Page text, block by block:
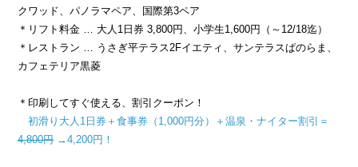
クワッド、パノラマペア、国際第3ペア
＊リフト料金 … 大人1日券 3,800円、小学生1,600円（～12/18迄）
＊レストラン … うさぎ平テラス2Fイエティ、サンテラスぱのらま、
カフェテリア黒菱
＊印刷してすぐ使える、割引クーポン！
初滑り大人1日券＋食事券（1,000円分）＋温泉・ナイター割引＝
4,800円→4,200円！